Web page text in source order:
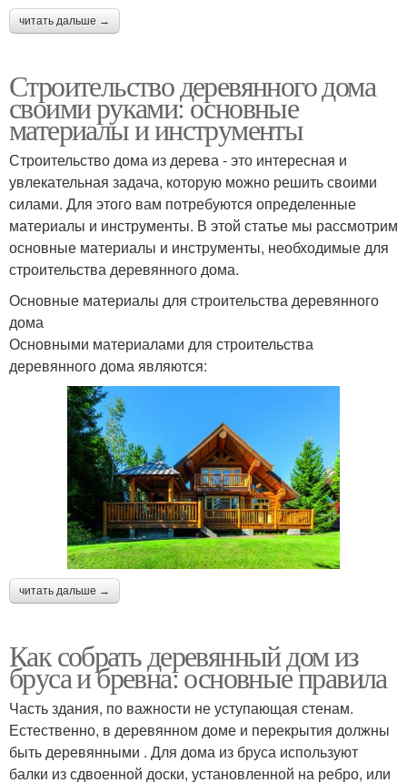
читать дальше →
Строительство деревянного дома
своими руками: основные
материалы и инструменты
Строительство дома из дерева - это интересная и
увлекательная задача, которую можно решить своими
силами. Для этого вам потребуются определенные
материалы и инструменты. В этой статье мы рассмотрим
основные материалы и инструменты, необходимые для
строительства деревянного дома.
Основные материалы для строительства деревянного
дома
Основными материалами для строительства
деревянного дома являются:
читать дальше →
Как собрать деревянный дом из
бруса и бревна: основные правила
Часть здания, по важности не уступающая стенам.
Естественно, в деревянном доме и перекрытия должны
быть деревянными . Для дома из бруса используют
балки из сдвоенной доски, установленной на ребро, или